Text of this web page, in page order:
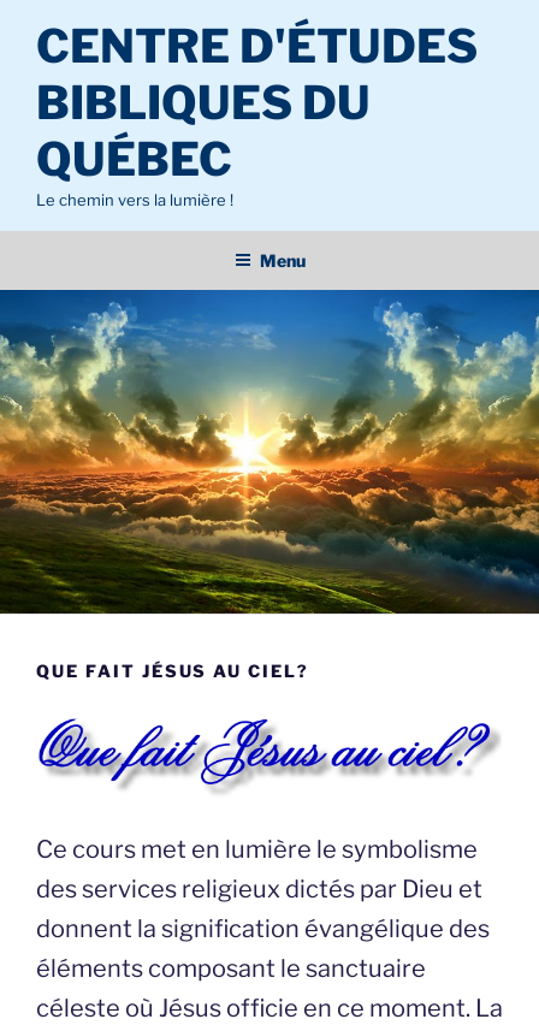
contenu
principal
CENTRE D'ÉTUDES
BIBLIQUES DU
QUÉBEC
Le chemin vers la lumière !
Menu
QUE FAIT JÉSUS AU CIEL?
Ce cours met en lumière le symbolisme
des services religieux dictés par Dieu et
donnent la signification évangélique des
éléments composant le sanctuaire
céleste où Jésus officie en ce moment. La